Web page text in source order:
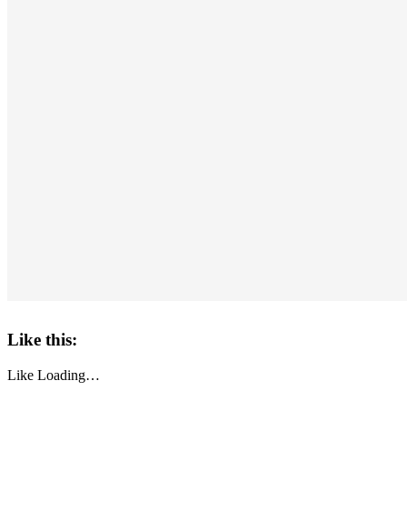
Like this:
Like Loading…